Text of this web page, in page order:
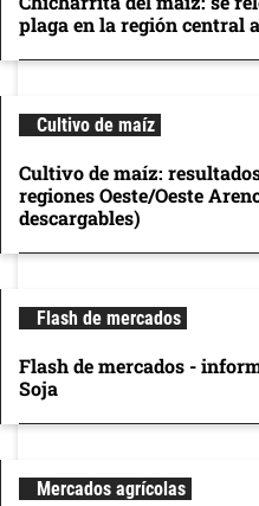
plaga en la región central
Cultivo de maíz
Cultivo de maíz:
regiones Oeste/Oeste
descargables)
Flash de mercados
Flash de mercados -
Soja
Mercados agrícolas